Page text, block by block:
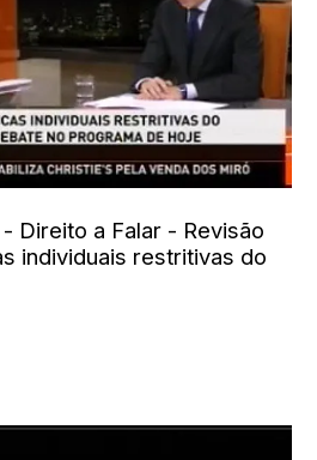
Direito a Falar - Revisão
individuais restritivas do